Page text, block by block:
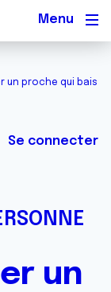
un proche qui
Se connecter
un